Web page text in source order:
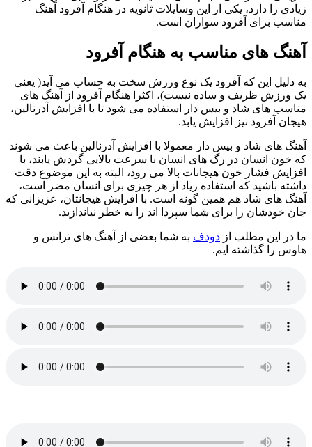
زیادی را دارد، یکی از این وسایلات ثانویه در هنگام آفرود آهنگ
مناسب برای آفرود سواران است.
آهنگ های مناسب به هنگام آفرود
به دلیل این که آفرود یک نوع ورزش سخت به حساب می آید( یعنی
یک ورزش ظریف و ساده نیست)، اکثرا هنگام آفرود از آهنگ های
مناسب های شاد و بیس دار استفاده می شود تا با افزایش آدرنالین،
هیجان آفرود نیز افزایش یابد.
آهنگ های شاد و بیس دار معمولا با افزایش آدرنالین باعث می شوند
که خون انسان در رگ های انسان با سرعت بالایی گردش یابند، با
افزایش فشار خون هیجانات بالا می رود، البته به این موضوع دقت
داشته باشید که استفاده زیاد از هر چیزی برای انسان مضر است،
آهنگ های شاد هم همین گونه است. با افزایش هیجانتان، عزیزانی که
جان خودشان را برای شما سپردا اند را به خطر نیاندازید.
ما در این مطلب از دودف به شما بعضی از آهنگ های ترانس و
هاوس را گذاشته ایم.